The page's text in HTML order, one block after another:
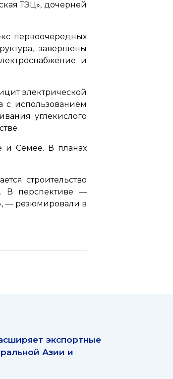
ТЭЦ», дочерней
первоочередных
завершены
и
электрической
с использованием
углекислого
и Семеe. В планах
строительство
В перспективе —
— резюмировали в
экспортные
Азии и